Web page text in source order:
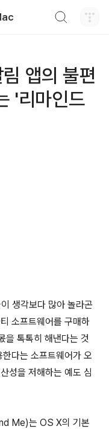
앱의 불편
'리마인드
생각보다 많아 놀라곤
소프트웨어를 구매하
을 톡톡히 해낸다는 것
다는 소프트웨어가 오
성을 저해하는 예도 심
Me)는 OS X의 기본